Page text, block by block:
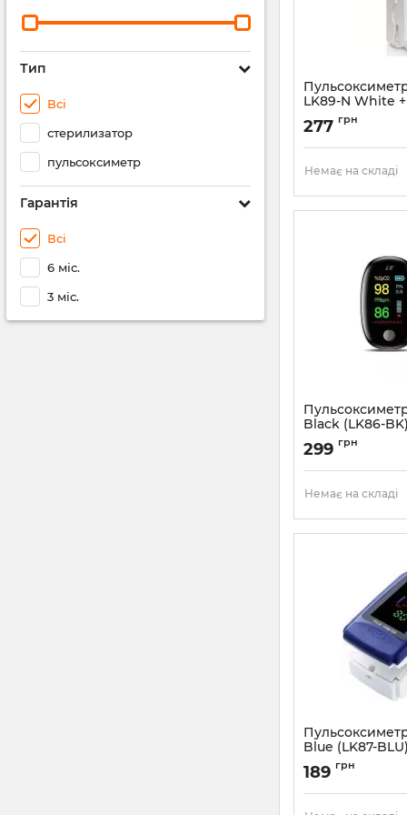
Тип
Всі
стерилизатор
пульсоксиметр
Гарантія
Всі
6 міс.
3 міс.
LK89-N White
(LK89-N-WT)
Артикул:
277 грн
Немає на складі
Black (LK86-BK)
Артикул: LK-86BK
299 грн
Немає на складі
Blue (LK87-BLU)
Артикул: LK87-BLU
189 грн